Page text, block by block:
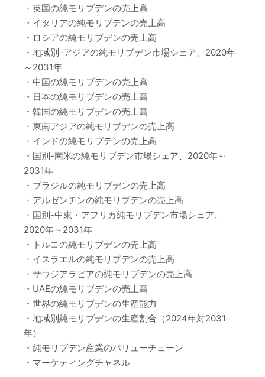
・英国の純モリブデンの売上高
・イタリアの純モリブデンの売上高
・ロシアの純モリブデンの売上高
・地域別-アジアの純モリブデン市場シェア、2020年
～2031年
・中国の純モリブデンの売上高
・日本の純モリブデンの売上高
・韓国の純モリブデンの売上高
・東南アジアの純モリブデンの売上高
・インドの純モリブデンの売上高
・国別-南米の純モリブデン市場シェア、2020年～
2031年
・ブラジルの純モリブデンの売上高
・アルゼンチンの純モリブデンの売上高
・国別-中東・アフリカ純モリブデン市場シェア、
2020年～2031年
・トルコの純モリブデンの売上高
・イスラエルの純モリブデンの売上高
・サウジアラビアの純モリブデンの売上高
・UAEの純モリブデンの売上高
・世界の純モリブデンの生産能力
・地域別純モリブデンの生産割合（2024年対2031
年）
・純モリブデン産業のバリューチェーン
・マーケティングチャネル